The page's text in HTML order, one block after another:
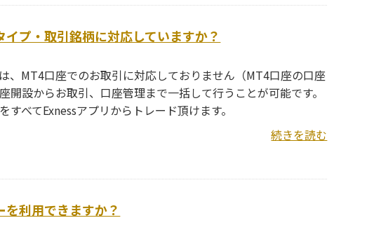
プ・取引銘柄に対応していますか？
、MT4口座でのお取引に対応しておりません（MT4口座の口座
設からお取引、口座管理まで一括して行うことが可能です。
べてExnessアプリからトレード頂けます。
続きを読む
利用できますか？